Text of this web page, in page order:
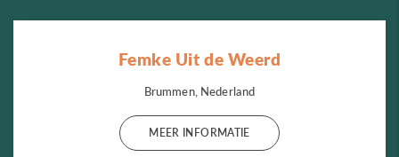
Femke Uit de Weerd
Brummen, Nederland
MEER INFORMATIE